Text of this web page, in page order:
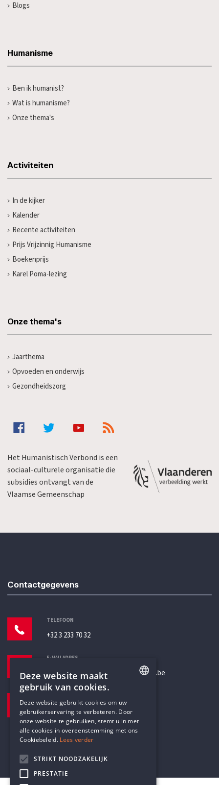
Blogs
Humanisme
Ben ik humanist?
Wat is humanisme?
Onze thema's
Activiteiten
In de kijker
Kalender
Recente activiteiten
Prijs Vrijzinnig Humanisme
Boekenprijs
Karel Poma-lezing
Onze thema's
Jaarthema
Opvoeden en onderwijs
Gezondheidszorg
Het Humanistisch Verbond is een
sociaal-culturele organisatie die
subsidies ontvangt van de
Vlaamse Gemeenschap
Contactgegevens
TELEFOON
+32 3 233 70 32
E-MAILADRES
secretariaat@humanistischverbond.be
Pottenbrug 4
Antwerpen, 2000
DUTCH
Deze website maakt
gebruik van cookies.
Deze website gebruikt cookies om uw
gebruikerservaring te verbeteren. Door
onze website te gebruiken, stemt u in met
alle cookies in overeenstemming met ons
Cookiebeleid. Lees verder
STRIKT NOODZAKELIJK
PRESTATIE